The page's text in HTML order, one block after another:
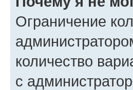
Ограничение
количество
с